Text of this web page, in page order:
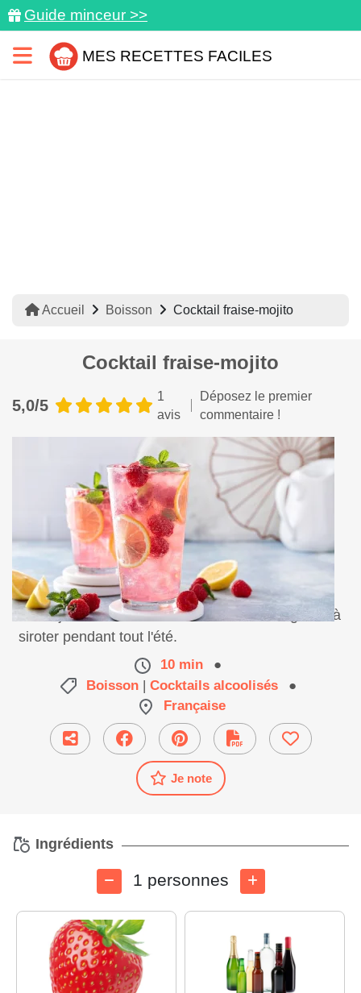
Guide minceur >>
MES RECETTES FACILES
Accueil Boisson Cocktail fraise-mojito
Cocktail fraise-mojito
5,0/5
1
avis
Déposez le premier
commentaire !
Le mojito fraise, une recette de cocktail originale à
siroter pendant tout l'été.
10 min
●
Boisson | Cocktails alcoolisés
●
Française
Je note
Ingrédients
1 personnes